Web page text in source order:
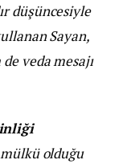
düşüncesiyle
Sayan,
veda mesajı
mülkü olduğu